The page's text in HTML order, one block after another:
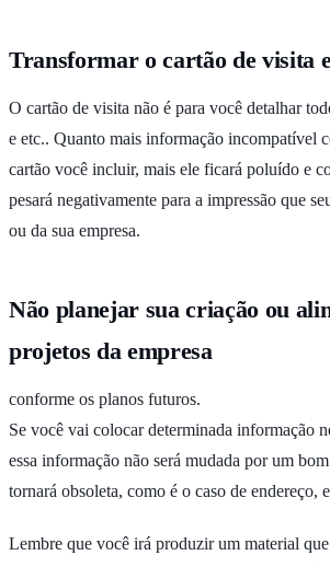
Transformar o cartão de visita
O cartão de visita não é para você detalhar
e etc.. Quanto mais informação incompatível
cartão você incluir, mais ele ficará poluído e
pesará negativamente para a impressão que
ou da sua empresa.
Não planejar sua criação ou
projetos da empresa
conforme os planos futuros.
Se você vai colocar determinada informação
essa informação não será mudada por um
tornará obsoleta, como é o caso de endereço,
Lembre que você irá produzir um material